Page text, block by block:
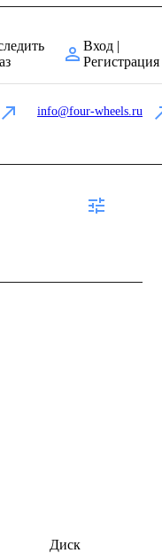
Вход |
Регистрация
info@four-wheels.ru
Диск